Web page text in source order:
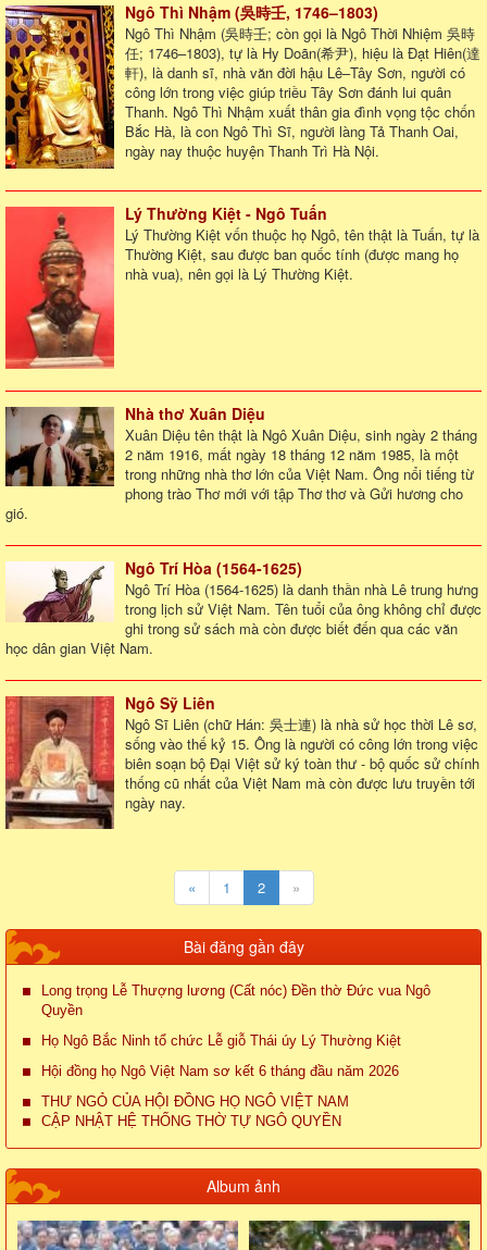
Ngô Thì Nhậm (吳時壬, 1746–1803)
Ngô Thì Nhậm (吳時壬; còn gọi là Ngô Thời Nhiệm 吳時
任; 1746–1803), tự là Hy Doãn(希尹), hiệu là Đạt Hiên(達
軒), là danh sĩ, nhà văn đời hậu Lê–Tây Sơn, người có
công lớn trong việc giúp triều Tây Sơn đánh lui quân
Thanh. Ngô Thì Nhậm xuất thân gia đình vọng tộc chốn
Bắc Hà, là con Ngô Thì Sĩ, người làng Tả Thanh Oai,
ngày nay thuộc huyện Thanh Trì Hà Nội.
Lý Thường Kiệt - Ngô Tuấn
Lý Thường Kiệt vốn thuộc họ Ngô, tên thật là Tuấn, tự là
Thường Kiệt, sau được ban quốc tính (được mang họ
nhà vua), nên gọi là Lý Thường Kiệt.
Nhà thơ Xuân Diệu
Xuân Diệu tên thật là Ngô Xuân Diệu, sinh ngày 2 tháng
2 năm 1916, mất ngày 18 tháng 12 năm 1985, là một
trong những nhà thơ lớn của Việt Nam. Ông nổi tiếng từ
phong trào Thơ mới với tập Thơ thơ và Gửi hương cho
gió.
Ngô Trí Hòa (1564-1625)
Ngô Trí Hòa (1564-1625) là danh thần nhà Lê trung hưng
trong lịch sử Việt Nam. Tên tuổi của ông không chỉ được
ghi trong sử sách mà còn được biết đến qua các văn
học dân gian Việt Nam.
Ngô Sỹ Liên
Ngô Sĩ Liên (chữ Hán: 吳士連) là nhà sử học thời Lê sơ,
sống vào thế kỷ 15. Ông là người có công lớn trong việc
biên soạn bộ Đại Việt sử ký toàn thư - bộ quốc sử chính
thống cũ nhất của Việt Nam mà còn được lưu truyền tới
ngày nay.
« 1 2 »
Bài đăng gần đây
Long trọng Lễ Thượng lương (Cất nóc) Đền thờ Đức vua Ngô
Quyền
Họ Ngô Bắc Ninh tổ chức Lễ giỗ Thái úy Lý Thường Kiệt
Hội đồng họ Ngô Việt Nam sơ kết 6 tháng đầu năm 2026
THƯ NGỎ CỦA HỘI ĐỒNG HỌ NGÔ VIỆT NAM
CẬP NHẬT HỆ THỐNG THỜ TỰ NGÔ QUYỀN
Album ảnh